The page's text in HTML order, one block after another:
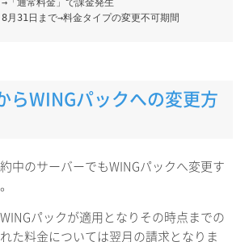
月31日まで→料金タイプの変更不可期間
らWINGパックへの変更方
中のサーバーでもWINGパックへ変更す
パックが適用となりその時点までの
た料金については翌月の請求となりま